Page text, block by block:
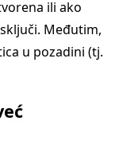
ili ako
Međutim,
u pozadini (tj.